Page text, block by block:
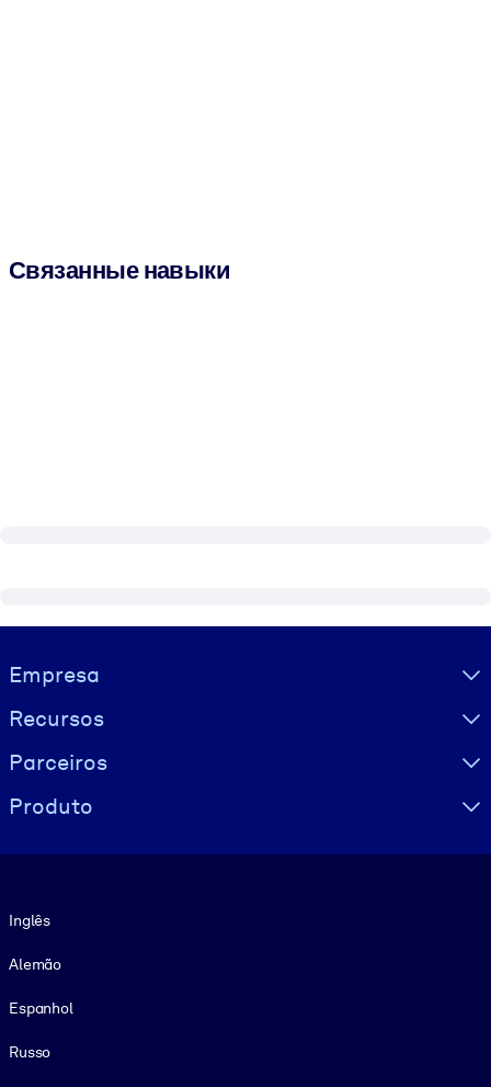
Связанные навыки
Visually hidden Text
Empresa
Recursos
Parceiros
Produto
Inglês
Alemão
Espanhol
Russo